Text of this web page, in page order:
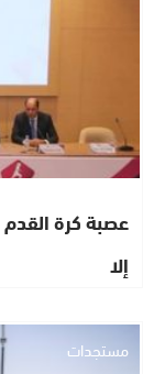
عصبة كرة
إلا
مستجدات